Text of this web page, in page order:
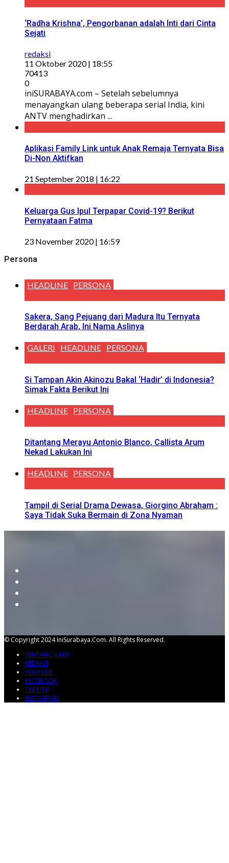
‘Radha Krishna’, Pengorbanan adalah Inti dari Cinta
Sejati
redaksi
11 Oktober 2020 | 18:55
70413
0
iniSURABAYA.com – Setelah sebelumnya
menayangkan ulang beberapa serial India, kini
ANTV menghadirkan ...
Aplikasi Family Link untuk Anak Remaja Ternyata Bisa
Di-Non Aktifkan
21 September 2018 | 16:22
Keluarga Gus Ipul Terpapar Covid-19? Berikut
Pernyataan Fatma
23 November 2020 | 16:59
Persona
HEADLINE PERSONA
Sakera, Sang Pejuang dari Madura Itu Ternyata
Berdarah Arab, Ini Nama Aslinya
GALERI HEADLINE PERSONA
Si Tampan Akin Akinozu Bakal ‘Hadir’ di Indonesia?
Simak Fakta Berikut Ini
HEADLINE PERSONA
Ditantang Merayu Antonio Blanco, Callista Arum
Nekad Lakukan Ini
HEADLINE PERSONA
Tampil di Serial Drama Dewasa, Giorgino Abraham :
Saya Tidak Suka Bermain di Zona Nyaman
© Copyright 2024 IniSurabaya.com. All Rights Reserved.
TENTANG KAMI
REDAKSI
YOUTUBE
FACEBOOK
TWITTER
INSTAGRAM